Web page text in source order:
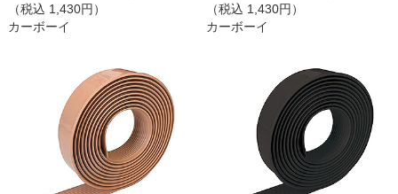
（税込 1,430円）
カーボーイ
（税込 1,430円）
カーボーイ